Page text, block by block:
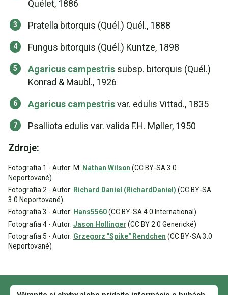
Quélet, 1886
Pratella bitorquis (Quél.) Quél., 1888
Fungus bitorquis (Quél.) Kuntze, 1898
Agaricus campestris subsp. bitorquis (Quél.)
Konrad & Maubl., 1926
Agaricus campestrisvar. edulis Vittad., 1835
Psalliota edulis var. valida F.H. Møller, 1950
Zdroje:
Fotografia 1 - Autor: M: Nathan Wilson (CC BY-SA 3.0
Neportované)
Fotografia 2 - Autor: Richard Daniel (RichardDaniel) (CC BY-SA
3.0 Neportované)
Fotografia 3 - Autor: Hans5560(CC BY-SA 4.0 International)
Fotografia 4 - Autor: Jason Hollinger (CC BY 2.0 Generické)
Fotografia 5 - Autor: Grzegorz "Spike" Rendchen (CC BY-SA 3.0
Neportované)